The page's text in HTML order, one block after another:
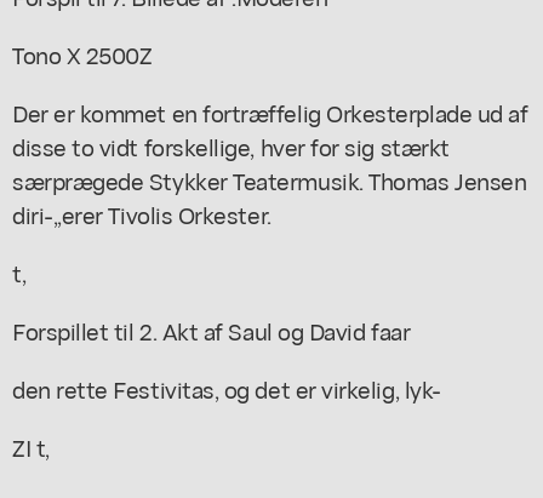
Tono X 2500Z
Der er kommet en fortræffelig Orkesterplade ud af
disse to vidt forskellige, hver for sig stærkt
særprægede Stykker Teatermusik. Thomas Jensen
diri-,,erer Tivolis Orkester.
t,
Forspillet til 2. Akt af Saul og David faar
den rette Festivitas, og det er virkelig, lyk-
ZI t,